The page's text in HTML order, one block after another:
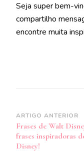
Seja super bem-
compartilho
encontre muita
Navegação
de
post
ARTIGO ANTERIOR
Frases de Walt
frases inspiradoras
Disney!